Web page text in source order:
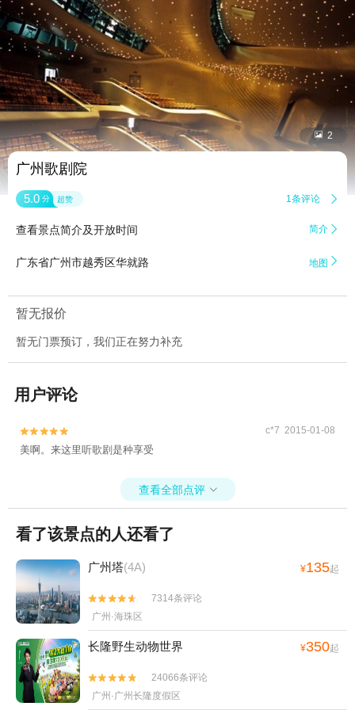
 2
广州歌剧院
5.0 分 超赞 1条评论 
查看景点简介及开放时间 简介 
广东省广州市越秀区华就路 地图 
暂无报价
暂无门票预订，我们正在努力补充
用户评论

 c*7 2015-01-08
美啊。来这里听歌剧是种享受
查看全部点评 
看了该景点的人还看了
广州塔(4A) ¥135起


7314条评论
广州·海珠区
长隆野生动物世界 ¥350起


24066条评论
广州·广州长隆度假区
